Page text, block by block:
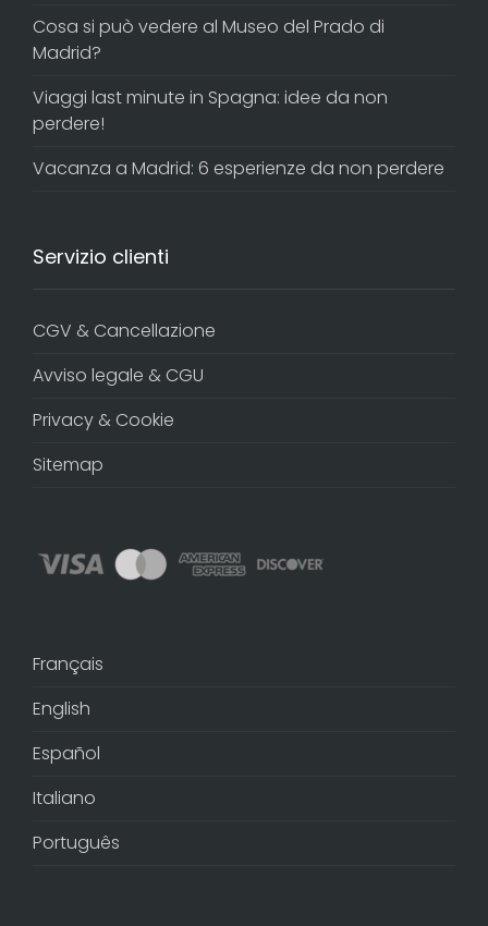
Cosa si può vedere al Museo del Prado di
Madrid?
Viaggi last minute in Spagna: idee da non
perdere!
Vacanza a Madrid: 6 esperienze da non perdere
Servizio clienti
CGV & Cancellazione
Avviso legale & CGU
Privacy & Cookie
Sitemap
Français
English
Español
Italiano
Português